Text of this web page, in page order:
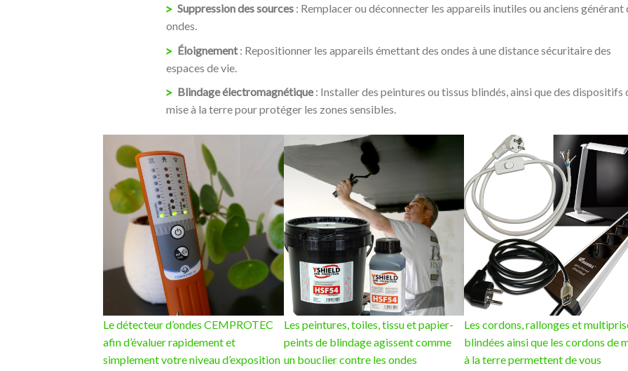
Suppression des sources: Remplacer ou déconnecter les appareils inutiles ou anciens générant
ondes.
Éloignement: Repositionner les appareils émettant des ondes à une distance sécuritaire des
espaces de vie.
Blindage électromagnétique: Installer des peintures ou tissus blindés, ainsi que des dispositifs
mise à la terre pour protéger les zones sensibles.
Le détecteur d’ondes CEMPROTEC
afin d’évaluer rapidement et
simplement votre niveau d’exposition
Les peintures, toiles, tissu et papier-
peints de blindage agissent comme
un bouclier contre les ondes
Les cordons, rallonges et
blindées ainsi que les cordons de
à la terre permettent de vous